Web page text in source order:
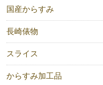
国産からすみ
長崎俵物
スライス
からすみ加工品